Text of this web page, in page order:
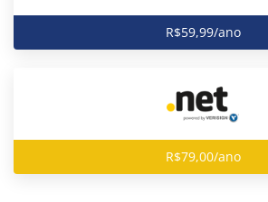
R$59,99/ano
R$79,00/ano